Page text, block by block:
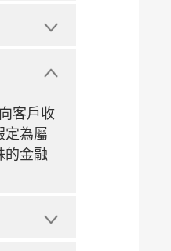
客戶收
定為屬
的金融